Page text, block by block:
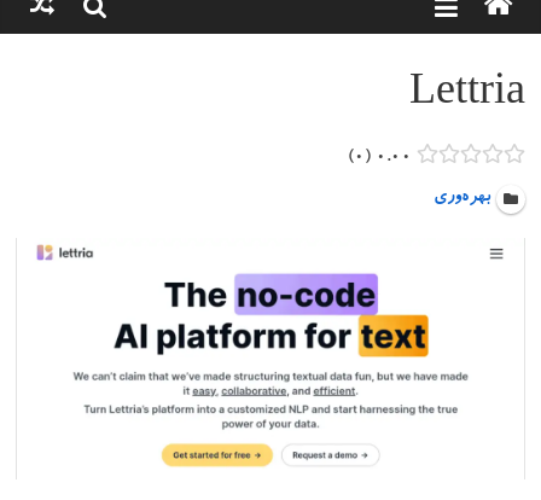
هوش
مصنوعی
www.hooshtaak.ir
Lettria
۰.۰۰ ۰
بهره‌وری